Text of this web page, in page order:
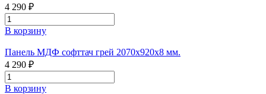
4 290 ₽
В корзину
Панель МДФ софттач грей 2070х920х8 мм.
4 290 ₽
В корзину